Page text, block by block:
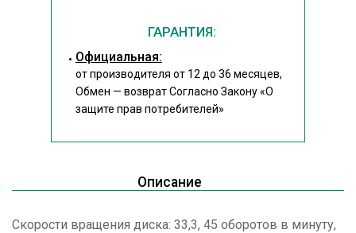
ГАРАНТИЯ:
Официальная:
от производителя от 12 до 36 месяцев,
Обмен — возврат Согласно Закону«О
защите прав потребителей»
Описание
Скорости вращения диска: 33,3, 45 оборотов в минуту,